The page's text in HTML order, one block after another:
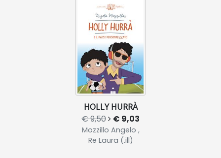
HOLLY HURRÀ
€ 9,50 € 9,03
Mozzillo Angelo ,
Re Laura (.ill)